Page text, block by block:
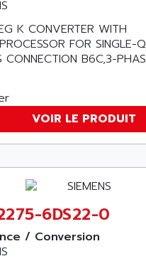
MP
MAESTRO
4000
820/
MICROSYSTEMS
BRADLEY
CODING SYSTEMS
SYSTEMS
INSTRUMENTS
MEMORY
TELESIS
TELESYN
VISION
K CONVERTER WITH
FOR SINGLE-
CONNECTION B6C,3-
VOIR LE PRODUIT
6DS22-0
/ Conversion